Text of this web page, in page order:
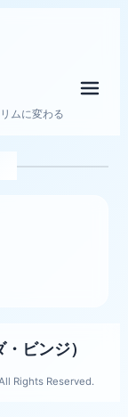
ムに変わる
ビンジ）
Rights Reserved.